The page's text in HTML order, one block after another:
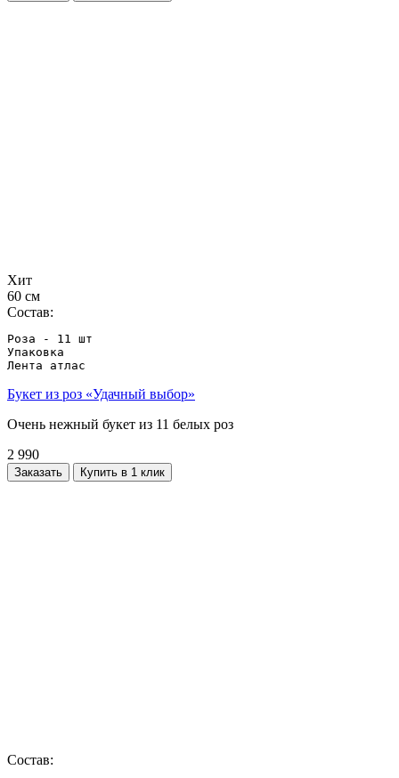
Хит
60 см
Состав:
Роза - 11 шт
Упаковка
Лента атлас
Букет из роз «Удачный выбор»
Очень нежный букет из 11 белых роз
2 990
Заказать Купить в 1 клик
Состав: